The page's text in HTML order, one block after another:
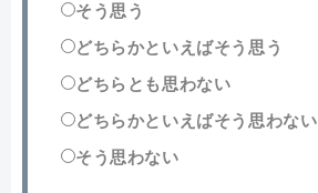
そう思う
どちらかといえばそう思う
どちらとも思わない
どちらかといえばそう思わない
そう思わない